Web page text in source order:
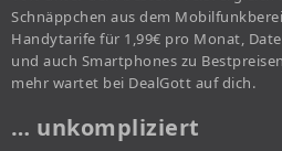
Schnäppchen aus dem
Handytarife für 1,99€ pro Monat,
und auch Smartphones zu
mehr wartet bei DealGott auf dich.
… unkompliziert